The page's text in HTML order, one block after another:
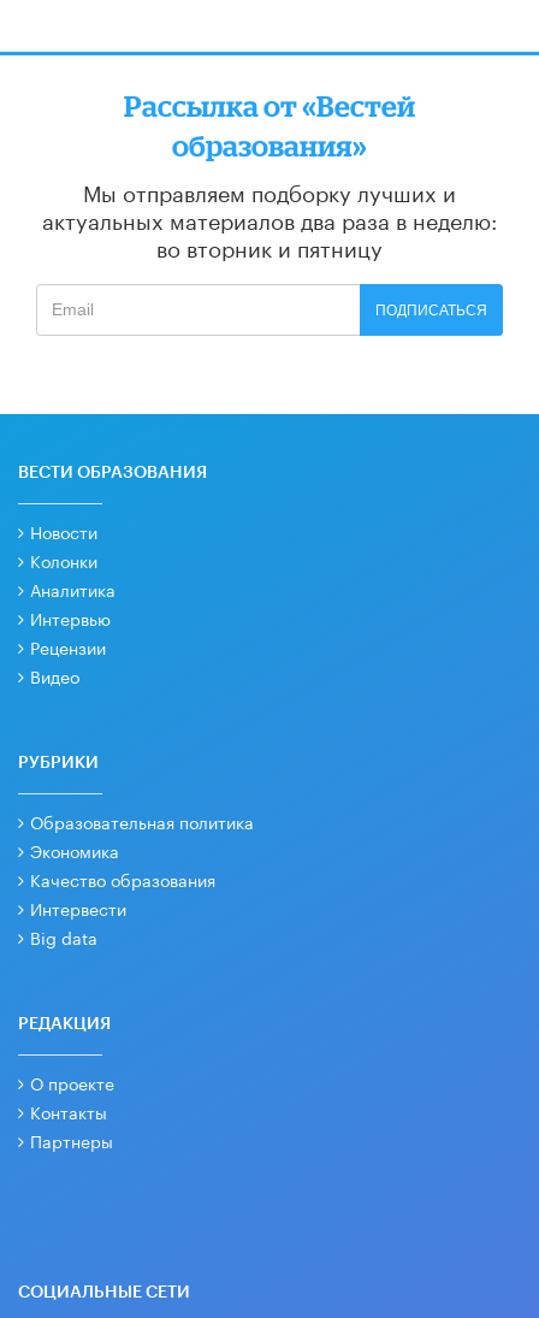
Рассылка от «Вестей
образования»
Мы отправляем подборку лучших и
актуальных материалов два раза в неделю:
во вторник и пятницу
ПОДПИСАТЬСЯ
ВЕСТИ ОБРАЗОВАНИЯ
Новости
Колонки
Аналитика
Интервью
Рецензии
Видео
РУБРИКИ
Образовательная политика
Экономика
Качество образования
Интервести
Big data
РЕДАКЦИЯ
О проекте
Контакты
Партнеры
СОЦИАЛЬНЫЕ СЕТИ